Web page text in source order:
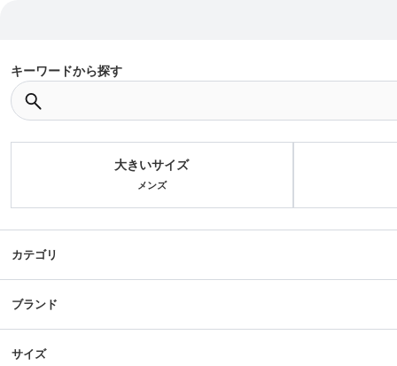
キーワードから探す
大きいサイズ
メンズ
カテゴリ
ブランド
サイズ